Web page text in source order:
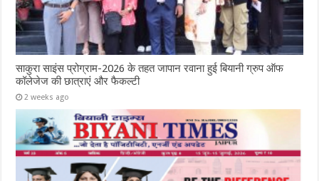
साकुरा साइंस प्रोग्राम-2026 के तहत जापान रवाना हुई बियानी ग्रुप ऑफ
कॉलेजेज की छात्राएं और फैकल्टी
2 weeks ago